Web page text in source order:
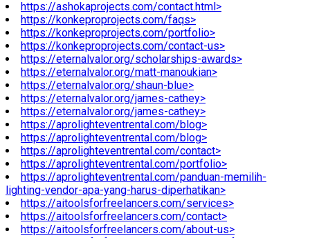
https://ashokaprojects.com/contact.html>
https://konkeproprojects.com/faqs>
https://konkeproprojects.com/portfolio>
https://konkeproprojects.com/contact-us>
https://eternalvalor.org/scholarships-awards>
https://eternalvalor.org/matt-manoukian>
https://eternalvalor.org/shaun-blue>
https://eternalvalor.org/james-cathey>
https://eternalvalor.org/james-cathey>
https://aprolighteventrental.com/blog>
https://aprolighteventrental.com/blog>
https://aprolighteventrental.com/contact>
https://aprolighteventrental.com/portfolio>
https://aprolighteventrental.com/panduan-memilih-
lighting-vendor-apa-yang-harus-diperhatikan>
https://aitoolsforfreelancers.com/services>
https://aitoolsforfreelancers.com/contact>
https://aitoolsforfreelancers.com/about-us>